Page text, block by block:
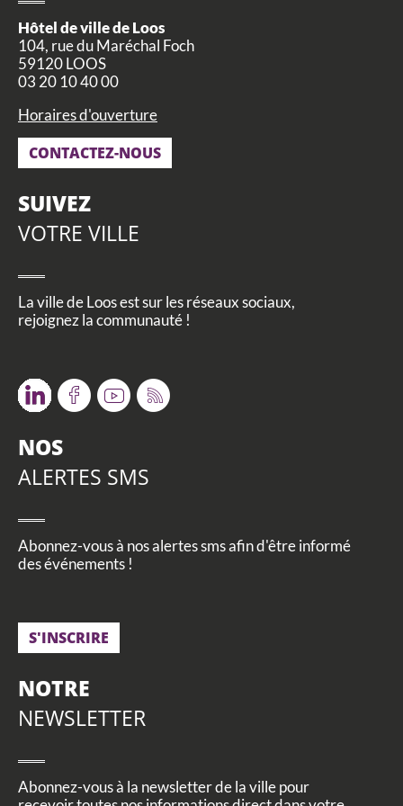
POLICE MUNICIPALE
Hôtel de ville de Loos
104, rue du Maréchal Foch
59120 LOOS
03 20 10 40 00
Horaires d'ouverture
CONTACTEZ-NOUS
SUIVEZ
VOTRE VILLE
La ville de Loos est sur les réseaux sociaux,
rejoignez la communauté !
TwitterFacebookYoutube
RSS
NOS
ALERTES SMS
Abonnez-vous à nos alertes sms afin d'être informé
des événements !
S'INSCRIRE
NOTRE
NEWSLETTER
Abonnez-vous à la newsletter de la ville pour